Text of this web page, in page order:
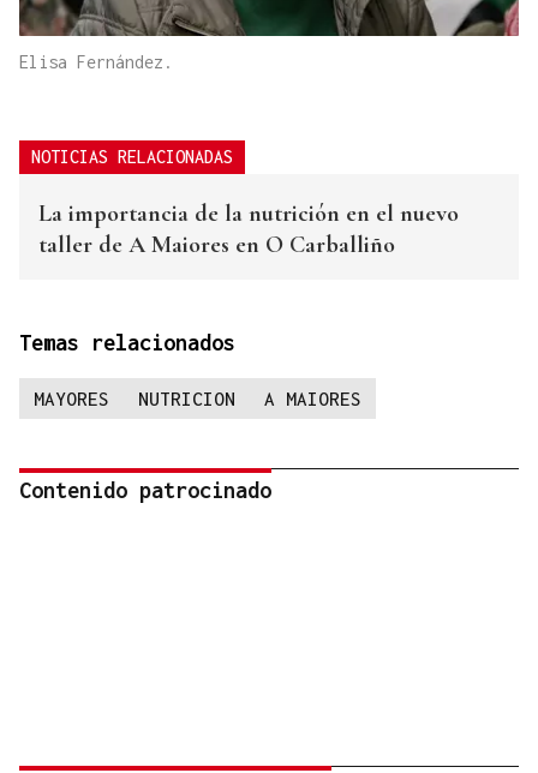
Elisa Fernández.
NOTICIAS RELACIONADAS
La importancia de la nutrición en el nuevo
taller de A Maiores en O Carballiño
Temas relacionados
MAYORES NUTRICION A MAIORES
Contenido patrocinado